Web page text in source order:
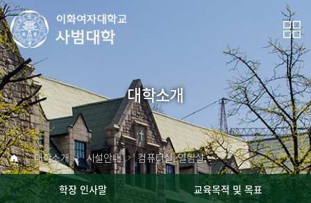
대학소개
대학소개 시설안내 컴퓨터실, 열람실, 편의공간
학장 인사말 교육목적 및 목표